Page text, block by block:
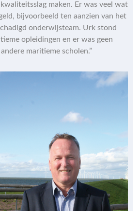
maken. Er was veel wat
bijvoorbeeld ten aanzien van het
onderwijsteam. Urk stond
opleidingen en er was geen
maritieme scholen.”